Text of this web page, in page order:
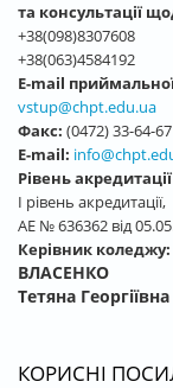
та консультації
+38(098)8307608
+38(063)4584192
E-mail приймальної
vstup@chpt.edu.ua
Факс: (0472) 33-64-67
E-mail:
Рівень
І рівень акредитації,
АЕ № 636362 від
Керівник коледжу:
ВЛАСЕНКО
Тетяна Георгіївна
КОРИСНІ